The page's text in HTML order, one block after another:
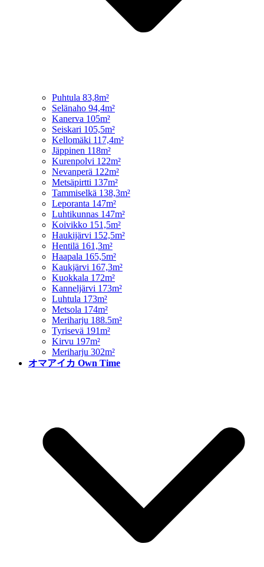
Puhtula 83,8m²
Selänaho 94,4m²
Kanerva 105m²
Seiskari 105,5m²
Kellomäki 117,4m²
Jäppinen 118m²
Kurenpolvi 122m²
Nevanperä 122m²
Metsäpirtti 137m²
Tammiselkä 138,3m²
Leporanta 147m²
Luhtikunnas 147m²
Koivikko 151,5m²
Haukijärvi 152,5m²
Hentilä 161,3m²
Haapala 165,5m²
Kaukjärvi 167,3m²
Kuokkala 172m²
Kanneljärvi 173m²
Luhtula 173m²
Metsola 174m²
Meriharju 188.5m²
Tyrisevä 191m²
Kirvu 197m²
Meriharju 302m²
オマアイカ Own Time